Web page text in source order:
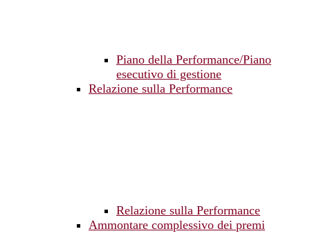
Piano della Performance/Piano
esecutivo di gestione
Relazione sulla Performance
Relazione sulla Performance
Ammontare complessivo dei premi